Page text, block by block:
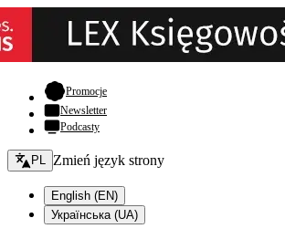
Promocje- otwiera się w nowej karcie
Newsletter
Podcasty
Zmień język - bieżący:
PL Zmień język strony
English (EN)
Українська (UA)